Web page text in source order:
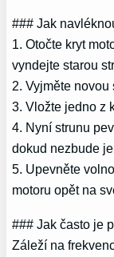
### Jak
1. Otočte kryt
vyndejte starou
2. Vyjměte
3. Vložte jedno z
4. Nyní strunu
dokud nezbude
5. Upevněte
motoru opět na
### Jak často je
Záleží na